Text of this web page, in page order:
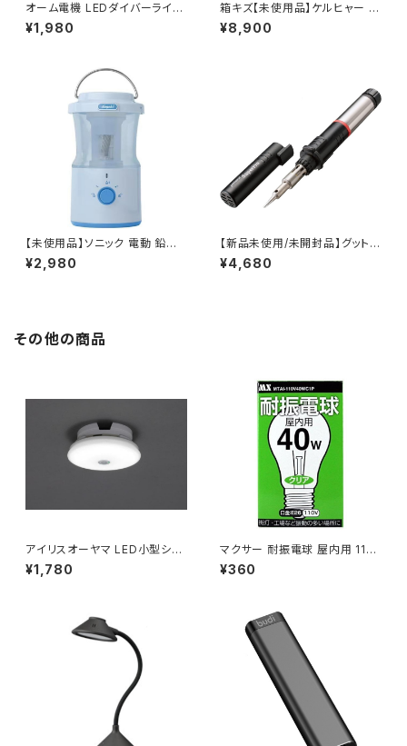
オーム電機 LEDダイバーライト
レッドカイザー 80ルーメン LH
-DIV1-K / JAN : 497127581
¥1,980
箱キズ【未使用品】ケルヒャー K
ARCHER 2.637-767.0 パイ
プクリーニングホース15m 高圧
¥8,900
【未使用品】ソニック 電動 鉛筆
削り 充電式 全自動 LVH-700
5-B (ブルー) / JAN : 497011
¥2,980
【新品未使用/未開封品】グット g
oot ポータソルスーパープロ ガ
ス式はんだこて GP501 / JAN :
¥4,680
その他の商品
アイリスオーヤマ LED小型シー
リング 薄形600lm 昼光色 人感
センサー?SCL6DMS-TH / JA
¥1,780
マクサー 耐振電球 屋内用 110
V 40W E26 クリア 1個パック /
JAN : 4940771011774
¥360